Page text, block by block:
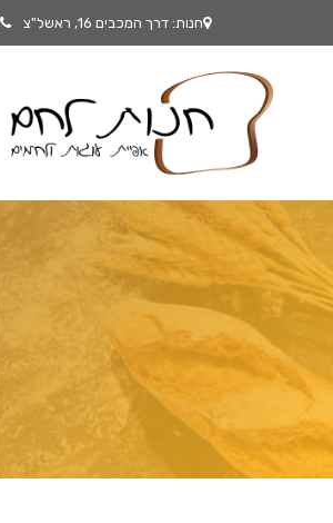
חנות: דרך המכבים 16, ראשל"צ